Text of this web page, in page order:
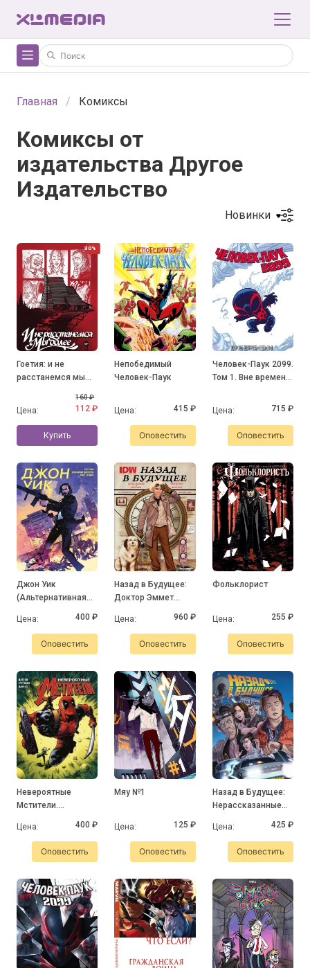
Главная Комиксы
Комиксы от
издательства Другое
Издательство
Новинки
30%
Гоетия: и не
расстанемся мы
Цена:
160 ₽
112 ₽
Купить
Непобедимый
Человек-Паук
Цена: 415 ₽
Оповестить
Человек-Паук 2099.
Том 1. Вне времени.
Цена: 715 ₽
Оповестить
Джон Уик
(Альтернативная
Цена:
400 ₽
Оповестить
Назад в Будущее:
Доктор Эммет
Хилл-Вэлли"
(Обложка
Старкона)
Цена: 960 ₽
Оповестить
Фольклорист
Цена: 255 ₽
Оповестить
Невероятные
Мстители.
будущее.
Цена: 400 ₽
Оповестить
Мяу №1
Цена: 125 ₽
Оповестить
Назад в Будущее:
Нерассказанные
эпохи
Цена: 425 ₽
Оповестить